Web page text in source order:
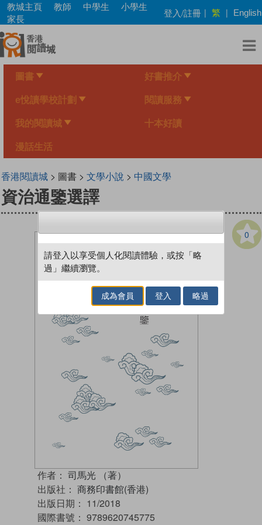
Skip
main
content
教城主頁 教師 中學生
小學生
家長
登入/註冊 | 繁 | English
圖書 好書推介
e悅讀學校計劃 閱讀服務
我的閱讀城 十本好讀
漫話生活
香港閱讀城> 圖書 > 文學小說 > 中國文學
資治通鑒選譯
0
作者： 司馬光 （著）
出版社： 商務印書館(香港)
出版日期： 11/2018
國際書號： 9789620745775
請登入以享受個人化閱讀體驗，或按「略
過」繼續瀏覽。
成為會員 登入 略過